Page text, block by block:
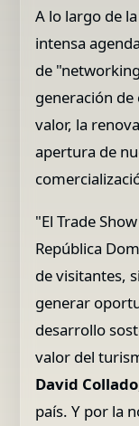
A lo largo de
intensa
de
generación
valor, la
apertura de
"El Trade
República
de visitantes,
generar
desarrollo
valor del
David Collado
país. Y por la